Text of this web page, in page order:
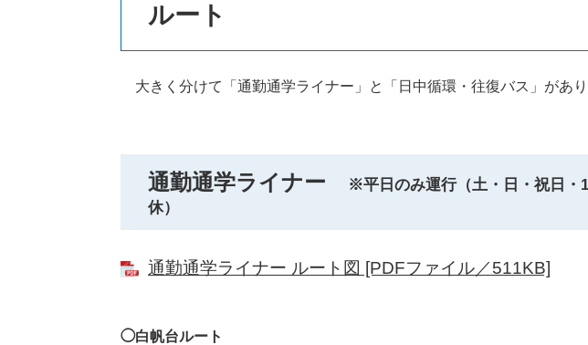
ルート
大きく分けて「通勤通学ライナー」と「日中循環・往復バス」があり
通勤通学ライナー
※平日のみ運行（土・日・祝日・
休）
通勤通学ライナー ルート図 [PDFファイル／511KB]
◯白帆台ルート